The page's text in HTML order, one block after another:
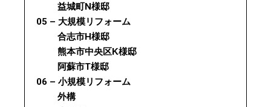
益城町N様邸
05 – 大規模リフォーム
合志市H様邸
熊本市中央区K様邸
阿蘇市T様邸
06 – 小規模リフォーム
外構